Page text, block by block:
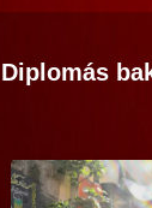
Diplomás